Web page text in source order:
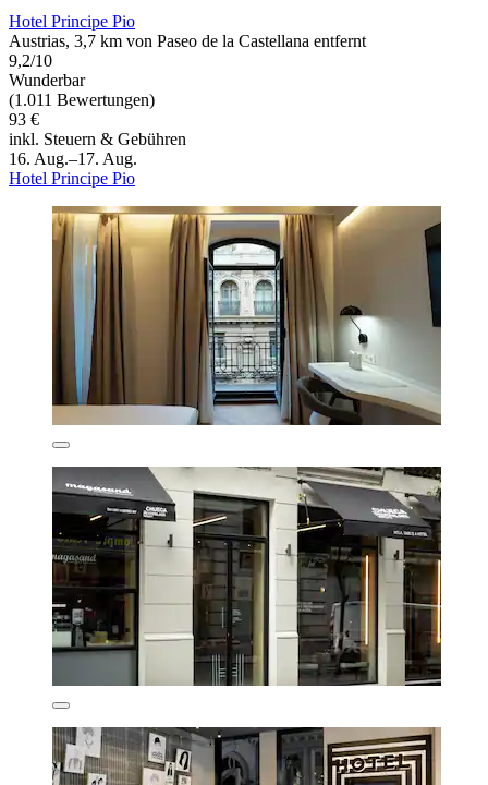
Hotel Principe Pio
Austrias, 3,7 km von Paseo de la Castellana entfernt
9,2/10
Wunderbar
(1.011 Bewertungen)
93 €
inkl. Steuern & Gebühren
16. Aug.–17. Aug.
Hotel Principe Pio